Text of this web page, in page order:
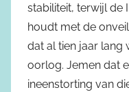
stabiliteit, terwijl de
houdt met de
dat al tien jaar
oorlog. Jemen dat
ineenstorting van